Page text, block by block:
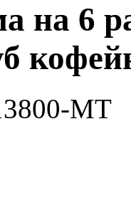
на 6
MT